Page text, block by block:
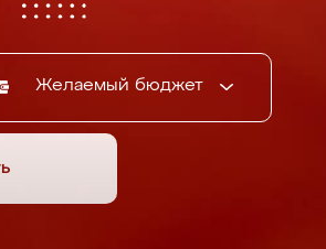
Желаемый бюджет